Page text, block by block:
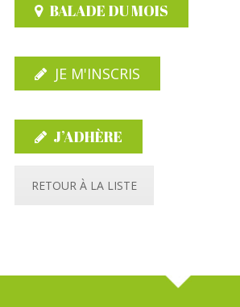
BALADE DU MOIS
JE M'INSCRIS
J’ADHÈRE
RETOUR À LA LISTE